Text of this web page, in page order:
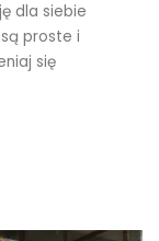
dla siebie
proste i
się